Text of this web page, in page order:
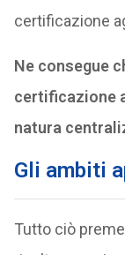
certificazione
Ne consegue
certificazione
natura
Gli ambiti
Tutto ciò